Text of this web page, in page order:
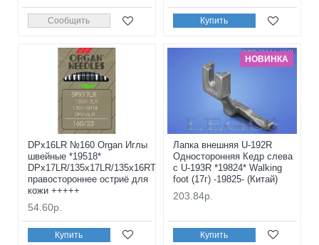
Сообщить Купить
DPx16LR №160 Organ Иглы
швейные *19518*
DPx17LR/135x17LR/135x16RTW
правостороннее остриё для
кожи +++++
54.60р.
Купить
НОВИНКА
Лапка внешняя U-192R
Односторонняя Кедр слева
с U-193R *19824* Walking
foot (17г) -19825- (Китай)
203.84р.
Купить